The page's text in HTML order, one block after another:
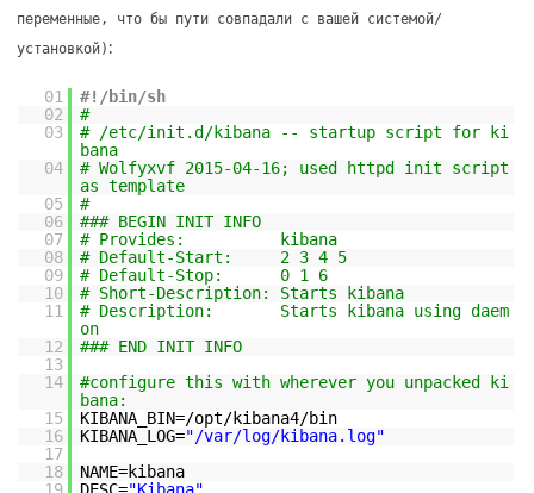
переменные, что бы пути совпадали с вашей системой/
установкой) :
01
#!/bin/sh
02
#
03
# /etc/init.d/kibana -- startup script for ki
bana
04
# Wolfyxvf 2015-04-16; used httpd init script
as template
05
#
06
### BEGIN INIT INFO
07
# Provides: kibana
08
# Default-Start: 2 3 4 5
09
# Default-Stop: 0 1 6
10
# Short-Description: Starts kibana
11
# Description: Starts kibana using daem
on
12
### END INIT INFO
13
14
#configure this with wherever you unpacked ki
bana:
15
KIBANA_BIN=/opt/kibana4/bin
16
KIBANA_LOG="/var/log/kibana.log"
17
18
NAME=kibana
19
DESC="Kibana"